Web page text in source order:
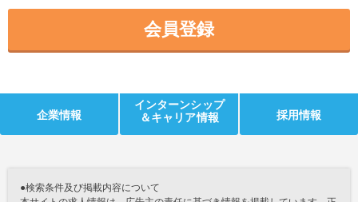
会員登録
企業情報
インターンシップ
＆キャリア情報
採用情報
●検索条件及び掲載内容について